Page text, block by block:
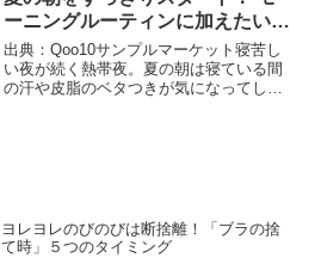
ーニングルーティンに加えたい朝
活コスメ＆インナーケア〜８月１
週目アイテムから５品をご紹介〜
出典：Qoo10サンプルマーケット寝苦し
い夜が続く熱帯夜。夏の朝は寝ている間
の汗や皮脂のベタつきが気になってしま
ヨレヨレのびのびは断捨離！「ブラの捨
て時」５つのタイミング